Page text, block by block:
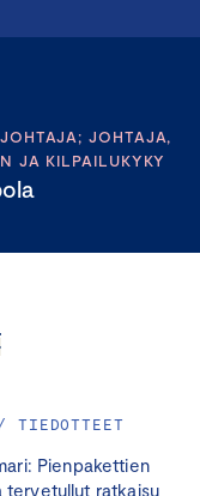
JOHTAJA,
JA KILPAILUKYKY
Pienpakettien
tervetullut ratkaisu